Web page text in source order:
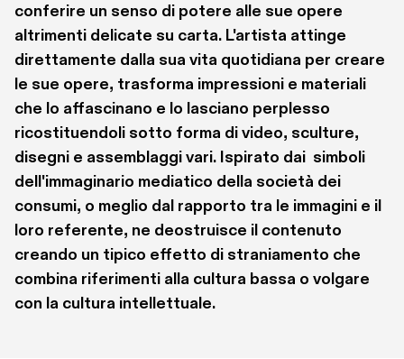
conferire un senso di potere alle sue opere
altrimenti delicate su carta. L'artista attinge
direttamente dalla sua vita quotidiana per creare
le sue opere, trasforma impressioni e materiali
che lo affascinano e lo lasciano perplesso
ricostituendoli sotto forma di video, sculture,
disegni e assemblaggi vari. Ispirato dai  simboli
dell'immaginario mediatico della società dei
consumi, o meglio dal rapporto tra le immagini e il
loro referente, ne deostruisce il contenuto
creando un tipico effetto di straniamento che
combina riferimenti alla cultura bassa o volgare
con la cultura intellettuale.